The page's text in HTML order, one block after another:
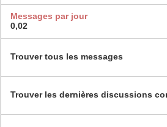
Messages par jour
0,02
Trouver tous les messages
Trouver les dernières discussions